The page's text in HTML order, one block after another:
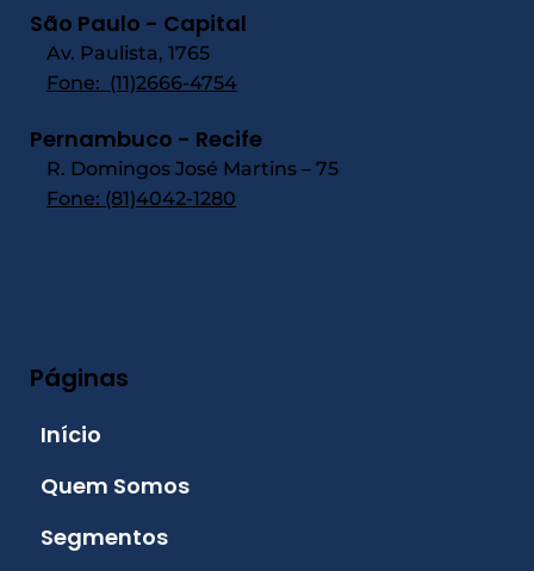
São Paulo - Capital
Av. Paulista, 1765
Fone: (11)2666-4754
Pernambuco - Recife
R. Domingos José Martins – 75
Fone: (81)4042-1280
Páginas
Início
Quem Somos
Segmentos